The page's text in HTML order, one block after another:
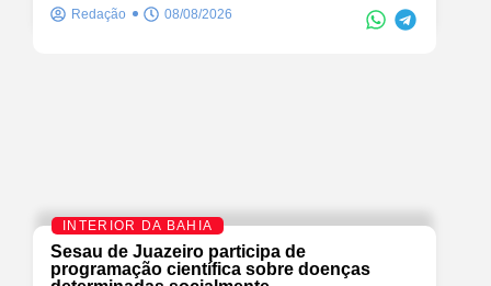
Redação 08/08/2026
INTERIOR DA BAHIA
Sesau de Juazeiro participa de
programação científica sobre doenças